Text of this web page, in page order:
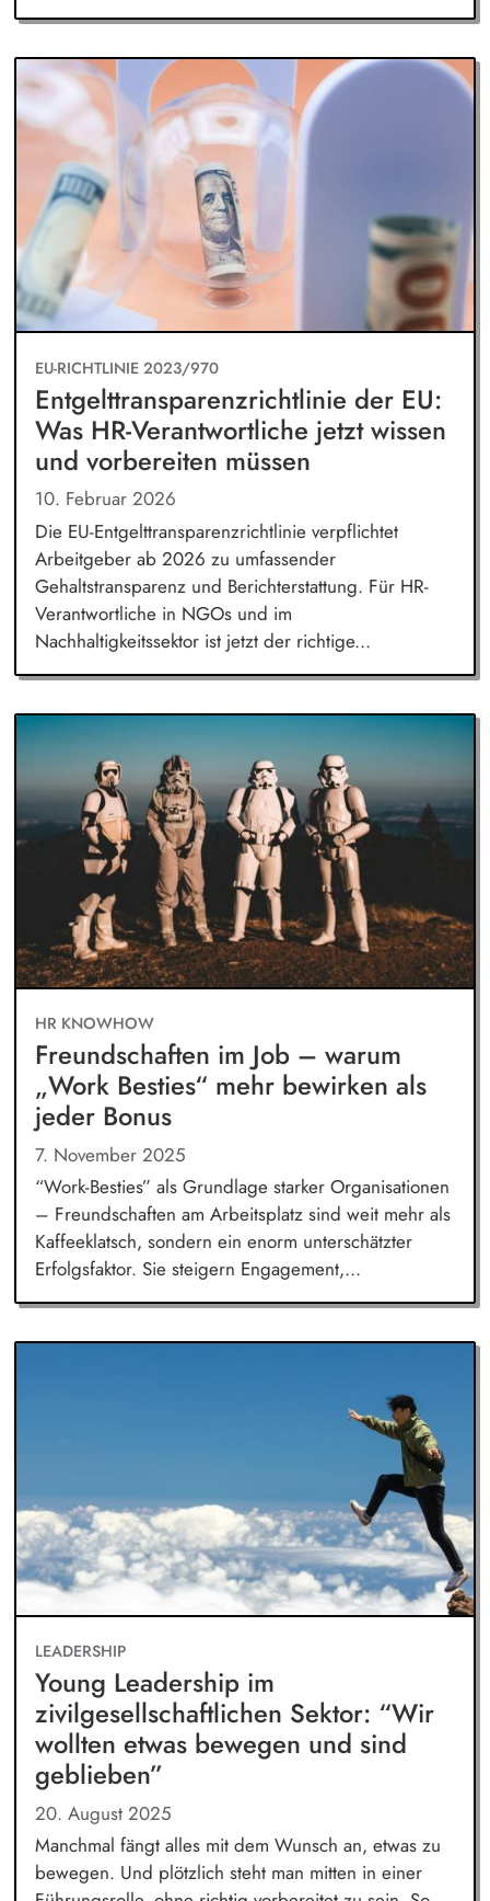
EU-RICHTLINIE 2023/970
Entgelttransparenzrichtlinie der EU:
Was HR-Verantwortliche jetzt wissen
und vorbereiten müssen
10. Februar 2026
Die EU-Entgelttransparenzrichtlinie verpflichtet
Arbeitgeber ab 2026 zu umfassender
Gehaltstransparenz und Berichterstattung. Für HR-
Verantwortliche in NGOs und im
Nachhaltigkeitssektor ist jetzt der richtige...
HR KNOWHOW
Freundschaften im Job – warum
„Work Besties“ mehr bewirken als
jeder Bonus
7. November 2025
“Work-Besties” als Grundlage starker Organisationen
– Freundschaften am Arbeitsplatz sind weit mehr als
Kaffeeklatsch, sondern ein enorm unterschätzter
Erfolgsfaktor. Sie steigern Engagement,...
LEADERSHIP
Young Leadership im
zivilgesellschaftlichen Sektor: “Wir
wollten etwas bewegen und sind
geblieben”
20. August 2025
Manchmal fängt alles mit dem Wunsch an, etwas zu
bewegen. Und plötzlich steht man mitten in einer